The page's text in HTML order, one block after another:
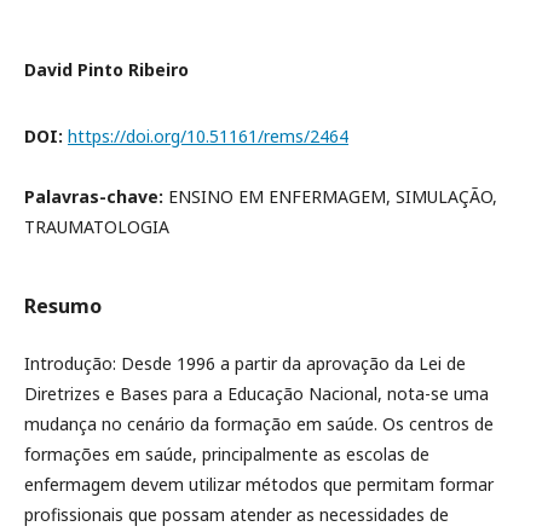
David Pinto Ribeiro
DOI: https://doi.org/10.51161/rems/2464
Palavras-chave: ENSINO EM ENFERMAGEM, SIMULAÇÃO,
TRAUMATOLOGIA
Resumo
Introdução: Desde 1996 a partir da aprovação da Lei de
Diretrizes e Bases para a Educação Nacional, nota-se uma
mudança no cenário da formação em saúde. Os centros de
formações em saúde, principalmente as escolas de
enfermagem devem utilizar métodos que permitam formar
profissionais que possam atender as necessidades de